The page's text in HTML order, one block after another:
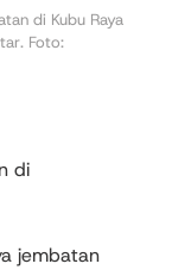
di Kubu Raya
Foto:
di
jembatan